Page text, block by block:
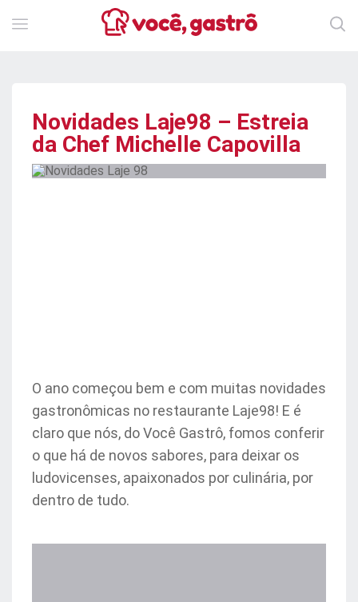
Novidades Laje98 – Estreia
da Chef Michelle Capovilla
O ano começou bem e com muitas novidades
gastronômicas no restaurante Laje98! E é
claro que nós, do Você Gastrô, fomos conferir
o que há de novos sabores, para deixar os
ludovicenses, apaixonados por culinária, por
dentro de tudo.